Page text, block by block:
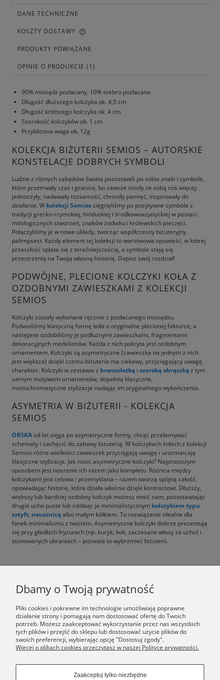
DANE TECHNICZNE
KOSZTY DOSTAWY
PRODUKTY POWIĄZANE
OPINIE O PRODUKCIE (1)
90% mosiądz pozłacany, 10% srebro pozłacane
Długość dłuższego kolczyka ok. 4,5 cm
Długość krótszego kolczyka ok. 4 cm
Szerokość kolczyków ok. 1 cm
Przybliżona waga ok. 12g
KOLEKCJA BIŻUTERII SEMIOS – AUTORSKIE
KONSTELACJE DOBRYCH SYMBOLI
Ludzie z różnych zakątków świata pozostawili po sobie znaki i symbole,
które przetrwały czas i granice, bo zawsze niosły ze sobą coś więcej:
jednoczyły, nadawały tożsamość, chroniły pamięć, inspirowały do
działania. W kolekcji Semiossięgnęliśmy po pozytywne symbole z
tradycji grecko-rzymskiej, hinduskiej i środkowoazjatyckiej w postaci
mitologicznych stworzeń, znaków zodiaku i królewskich pieczęci.
Połączyliśmy je w nowe układy, tworząc współczesny biżuteryjny
palimpsest. Każdy element tej kolekcji to warstwowa opowieść, w której
przeszłość splata się z teraźniejszością, a symbole stają się
przestrzenią na Twoją własną historię. Dopisz swój rozdział!
PODWÓJNE, PLECIONE KOLCZYKI KOŁA Z
OZDOBNYMI ZAWIESZKAMI Z KOLEKCJI
SEMIOS
Kolczyki zostały wykonane ręcznie z pozłacanego mosiądzu.
Podwoiliśmy klasyczną formę koła o oryginalne plecionej fakturze, a
następnie ozdobiliśmy je podłużnymi zawieszkami, fragmentami
dekoracyjnych medalionów. Każda z nich pokryta jest ozdobnym
ornamentem. Kolczyki są asymetryczne (zawieszka na jednym z nich
jest większa) dzięki czemu biżuteria ma ciekawy, przyciągający uwagę
charakter. Kolczyki w zestawie z bransoletką i szeroką obrączkąz tym
samym motywem ornamentów, dopełnią klasyczne,
monochromatyczne stylizacje nadając im oryginalnego wykończenia.
ASYMETRIA W BIŻUTERII - KOLEKCJA
SEMIOS
ORSKAod lat sięga po asymetryczne formy, chcąc przełamywać
schematy i zachęcić do zabawy biżuterią. W kolczykach kołach z kolekcji
Semios różne wielkości zawieszek przyciągają uwagę i urozmaicają
klasyczne stylizacje. Jak nosić asymetryczne kolczyki? Najprostszym
sposobem jest noszenie ich razem jako kompletu. Różnica między
kolczykami jest celowa i przemyślana – razem tworzą spójną całość,
opowiadając historię, która działa właśnie dzięki kontrastowi. Dłuższy,
większy lub bardziej ozdobny kolczyk możesz nosić sam, pozostawiając
drugie ucho puste lub zdobiąc je minimalistycznym kolczykiem typu
sztyft, nausznicąalbo małym kółkiem. To rozwiązanie idealne dla
fanek minimalizmu z twistem. Asymetryczne kolczyki dobrze prezentują
się przy gładkich fryzurach (np. kucyk, kok, zaczesane włosy za ucho) i
stonowanych ubraniach – pozwala to wybrzmieć biżuterii.
ŚWIAT ORSKA
Dołącz do nas:
Copyrights © 2024 - ORSKA
Dbamy o Twoją prywatność
Pliki cookies i pokrewne im technologie umożliwiają poprawne
działanie strony i pomagają nam dostosować ofertę do Twoich
potrzeb. Możesz zaakceptować wykorzystanie przez nas wszystkich
tych plików i przejść do sklepu lub dostosować użycie plików do
swoich preferencji, wybierając opcję "Dostosuj zgody".
Więcej o plikach cookies przeczytasz w naszej Polityce prywatności.
Zaakceptuj tylko niezbędne